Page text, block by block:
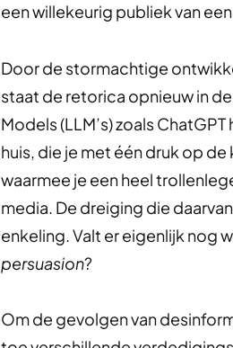
een willekeurig publiek van
Door de stormachtige
staat de retorica opnieuw in
Models (LLM’s) zoals
huis, die je met één druk op
waarmee je een heel
media. De dreiging die
enkeling. Valt er eigenlijk nog
persuasion?
Om de gevolgen van